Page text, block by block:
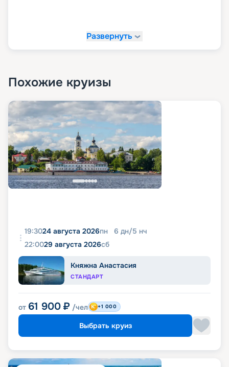
Развернуть
Похожие круизы
19:3024 августа 2026пн 6 дн/5 нч
22:0029 августа 2026сб
Княжна Анастасия
СТАНДАРТ
от 61 900 ₽ /чел +1 000
Выбрать круиз